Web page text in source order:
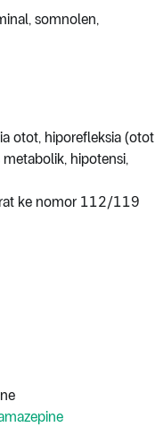
somnolen,
otot, hiporefleksia (otot
metabolik, hipotensi,
ke nomor 112/119